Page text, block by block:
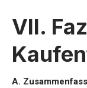
VII.
A.